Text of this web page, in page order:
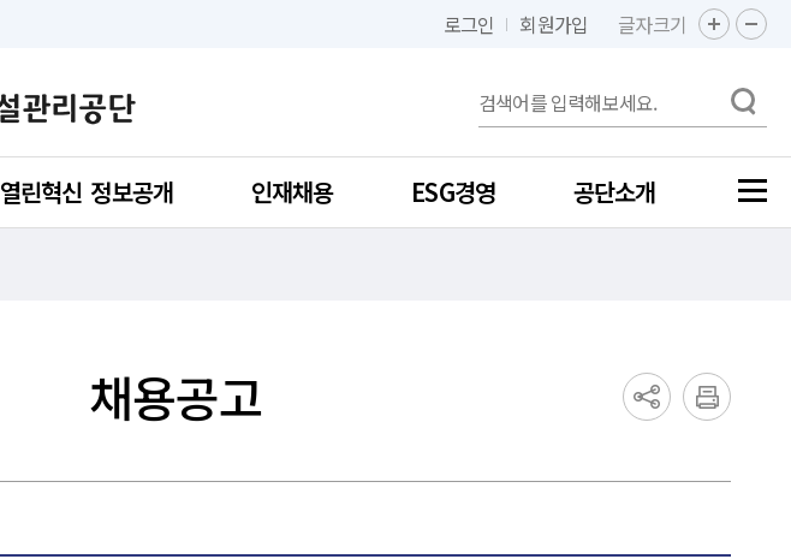
로그인 회원가입 글자크기
열린혁신 정보공개 인재채용 ESG경영 공단소개
채용공고